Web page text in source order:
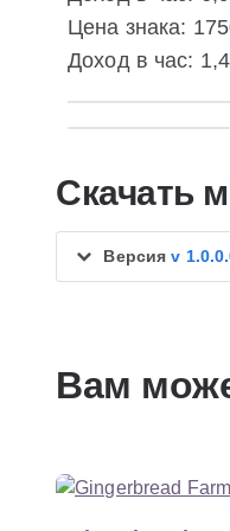
Цена знака:
Доход в час:
Скачать
Версияv
Вам